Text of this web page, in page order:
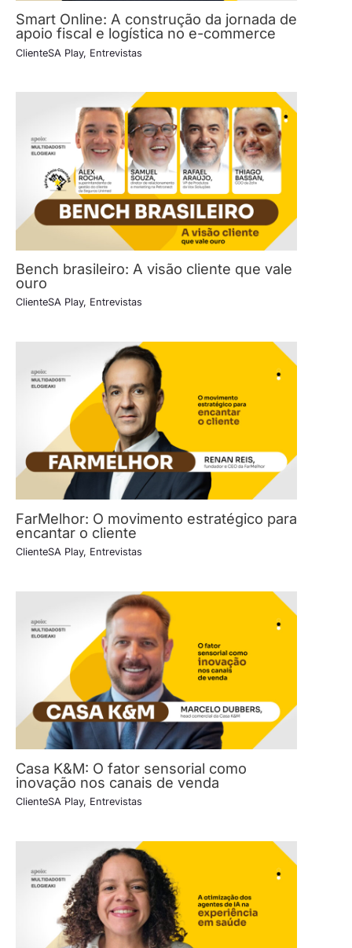
Smart Online: A construção da jornada de
apoio fiscal e logística no e-commerce
ClienteSA Play, Entrevistas
Bench brasileiro: A visão cliente que vale
ouro
ClienteSA Play, Entrevistas
FarMelhor: O movimento estratégico para
encantar o cliente
ClienteSA Play, Entrevistas
Casa K&M: O fator sensorial como
inovação nos canais de venda
ClienteSA Play, Entrevistas